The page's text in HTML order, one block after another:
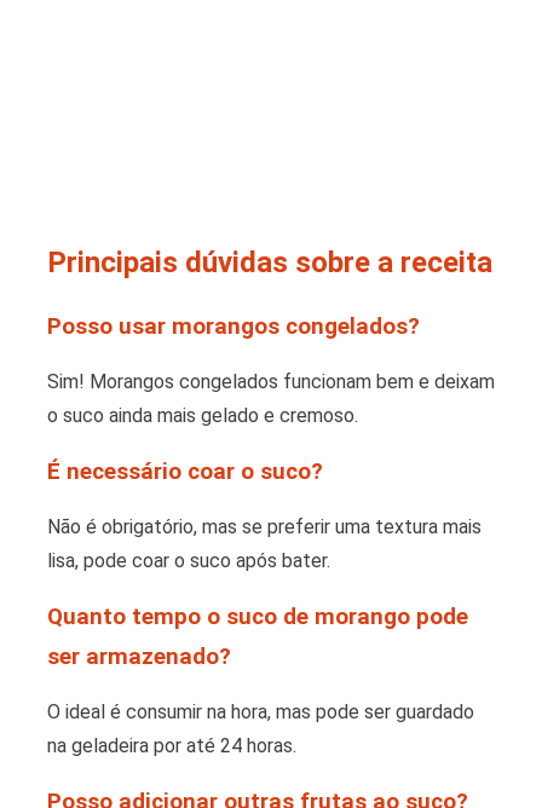
Principais dúvidas sobre a receita
Posso usar morangos congelados?
Sim! Morangos congelados funcionam bem e deixam
o suco ainda mais gelado e cremoso.
É necessário coar o suco?
Não é obrigatório, mas se preferir uma textura mais
lisa, pode coar o suco após bater.
Quanto tempo o suco de morango pode
ser armazenado?
O ideal é consumir na hora, mas pode ser guardado
na geladeira por até 24 horas.
Posso adicionar outras frutas ao suco?